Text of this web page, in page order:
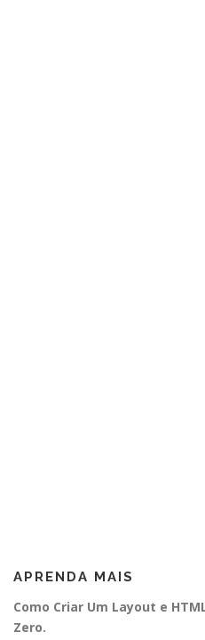
APRENDA MAIS
Como Criar Um Layout e
Zero.